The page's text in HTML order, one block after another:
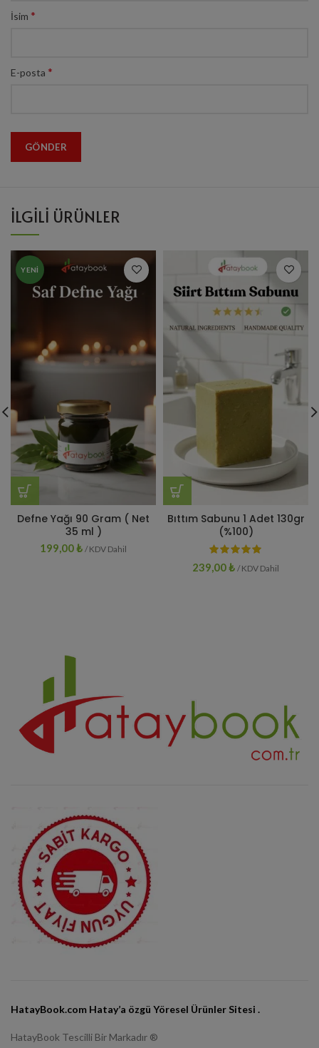
İsim *
E-posta *
İLGILI ÜRÜNLER
YENI
Defne Yağı 90 Gram ( Net
35 ml )
199,00₺ / KDV Dahil
Bıttım Sabunu 1 Adet 130gr
(%100)
239,00₺ / KDV Dahil
HatayBook.com Hatay’a özgü Yöresel Ürünler Sitesi .
HatayBook Tescilli Bir Markadır ®